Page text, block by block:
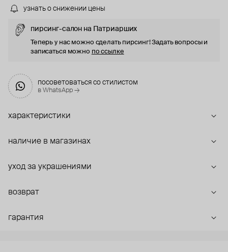
узнать о снижении цены
пирсинг-салон на Патриарших
Теперь у нас можно сделать пирсинг! Задать вопросы и
записаться можно по ссылке
посоветоваться со стилистом
в WhatsApp →
характеристики
наличие в магазинах
уход за украшениями
возврат
гарантия